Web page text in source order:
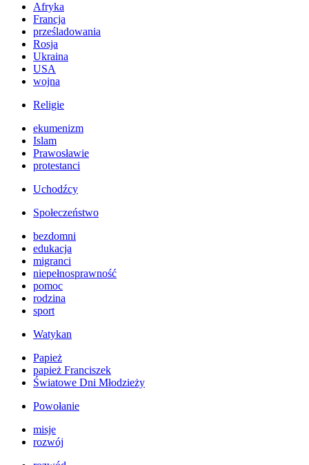
Afryka
Francja
prześladowania
Rosja
Ukraina
USA
wojna
Religie
ekumenizm
Islam
Prawosławie
protestanci
Uchodźcy
Społeczeństwo
bezdomni
edukacja
migranci
niepełnosprawność
pomoc
rodzina
sport
Watykan
Papież
papież Franciszek
Światowe Dni Młodzieży
Powołanie
misje
rozwój